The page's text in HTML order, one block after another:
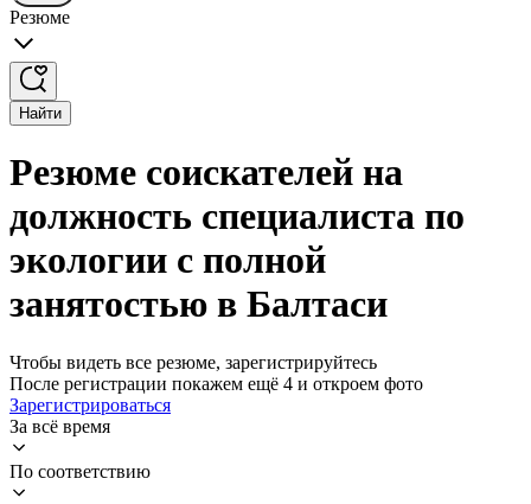
Резюме
Найти
Резюме соискателей на
должность специалиста по
экологии с полной
занятостью в Балтаси
Чтобы видеть все резюме, зарегистрируйтесь
После регистрации покажем ещё 4 и откроем фото
Зарегистрироваться
За всё время
По соответствию